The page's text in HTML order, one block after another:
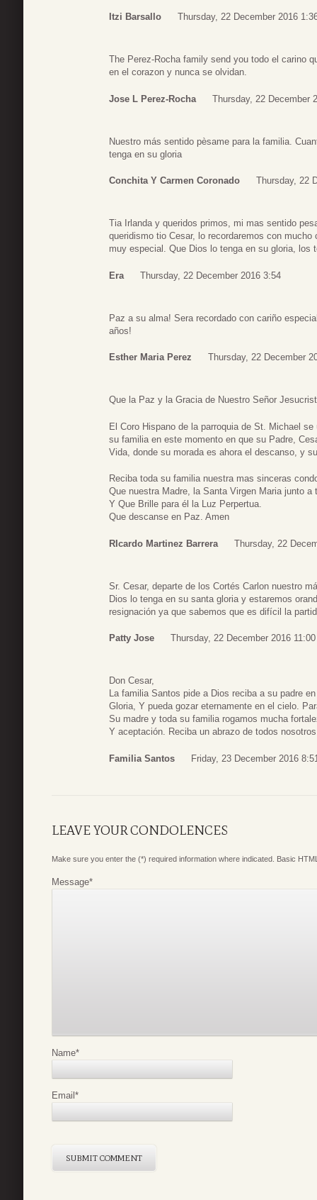
Itzi Barsallo Thursday, 22 December 2016
The Perez-Rocha family send you todo el carino
en el corazon y nunca se olvidan.
Jose L Perez-Rocha Thursday, 22 December
Nuestro más sentido pèsame para la familia.
tenga en su gloria
Conchita Y Carmen Coronado Thursday, 22
Tia Irlanda y queridos primos, mi mas sentido
queridismo tio Cesar, lo recordaremos con
muy especial. Que Dios lo tenga en su gloria, los
Era Thursday, 22 December 2016 3:54
Paz a su alma! Sera recordado con cariño
años!
Esther Maria Perez Thursday, 22 December
Que la Paz y la Gracia de Nuestro Señor
El Coro Hispano de la parroquia de St. Michael
su familia en este momento en que su Padre,
Vida, donde su morada es ahora el descanso, y
Reciba toda su familia nuestra mas sinceras
Que nuestra Madre, la Santa Virgen Maria junto
Y Que Brille para él la Luz Perpertua.
Que descanse en Paz. Amen
RIcardo Martinez Barrera Thursday, 22
Sr. Cesar, departe de los Cortés Carlon nuestro
Dios lo tenga en su santa gloria y estaremos
resignación ya que sabemos que es difícil la
Patty Jose Thursday, 22 December 2016 11:00
Don Cesar,
La familia Santos pide a Dios reciba a su padre
Gloria, Y pueda gozar eternamente en el cielo.
Su madre y toda su familia rogamos mucha
Y aceptación. Reciba un abrazo de todos
Familia Santos Friday, 23 December 2016
LEAVE YOUR CONDOLENCES
Make sure you enter the (*) required information where indicated. Basic
Message*
Name*
Email*